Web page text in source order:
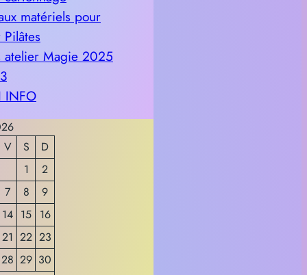
matériels pour
Pilâtes
atelier Magie 2025
INFO
V
S
D
1
2
7
8
9
14 15 16
21 22 23
28 29 30